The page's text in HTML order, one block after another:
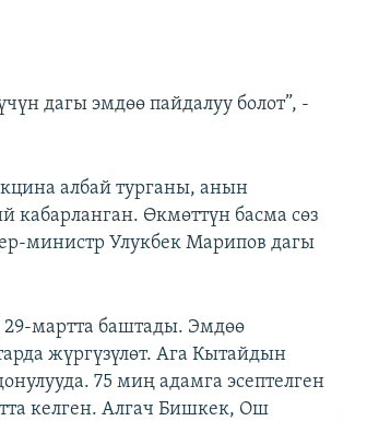
дагы эмдөө пайдалуу болот”, -
албай турганы, анын
кабарланган. Өкмөттүн басма сөз
министр Улукбек Марипов дагы
мартта баштады. Эмдөө
жүргүзүлөт. Ага Кытайдын
75 миң адамга эсептелген
келген. Алгач Бишкек, Ош